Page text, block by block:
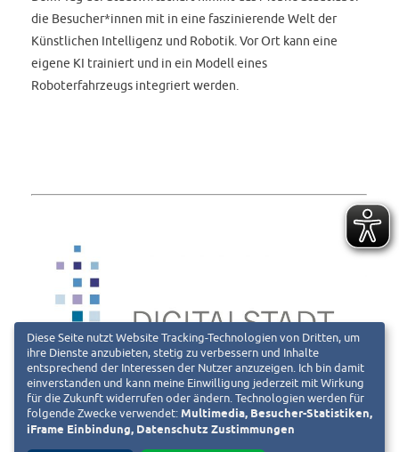
die Besucher*innen mit in eine faszinierende Welt der
Künstlichen Intelligenz und Robotik. Vor Ort kann eine
eigene KI trainiert und in ein Modell eines
Roboterfahrzeugs integriert werden.
Diese Seite nutzt Website Tracking-Technologien von Dritten, um
ihre Dienste anzubieten, stetig zu verbessern und Inhalte
entsprechend der Interessen der Nutzer anzuzeigen. Ich bin damit
einverstanden und kann meine Einwilligung jederzeit mit Wirkung
für die Zukunft widerrufen oder ändern. Technologien werden für
folgende Zwecke verwendet: Multimedia, Besucher-Statistiken,
iFrame Einbindung, Datenschutz Zustimmungen